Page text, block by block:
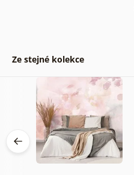
Ze stejné kolekce